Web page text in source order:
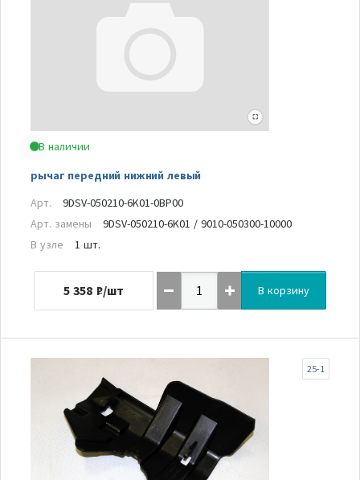
В наличии
рычаг передний нижний левый
Арт.
9DSV-050210-6K01-0BP00
Арт. замены
9DSV-050210-6K01 / 9010-050300-10000
В узле
1 шт.
5 358 ₽/шт В корзину
25-1